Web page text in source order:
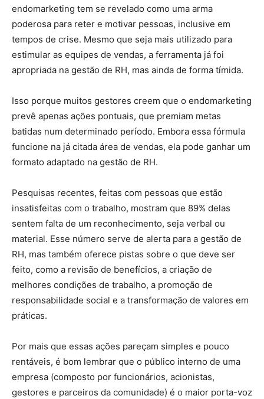
endomarketing tem se revelado como uma arma
poderosa para reter e motivar pessoas, inclusive em
tempos de crise. Mesmo que seja mais utilizado para
estimular as equipes de vendas, a ferramenta já foi
apropriada na gestão de RH, mas ainda de forma tímida.
Isso porque muitos gestores creem que o endomarketing
prevê apenas ações pontuais, que premiam metas
batidas num determinado período. Embora essa fórmula
funcione na já citada área de vendas, ela pode ganhar um
formato adaptado na gestão de RH.
Pesquisas recentes, feitas com pessoas que estão
insatisfeitas com o trabalho, mostram que 89% delas
sentem falta de um reconhecimento, seja verbal ou
material. Esse número serve de alerta para a gestão de
RH, mas também oferece pistas sobre o que deve ser
feito, como a revisão de benefícios, a criação de
melhores condições de trabalho, a promoção de
responsabilidade social e a transformação de valores em
práticas.
Por mais que essas ações pareçam simples e pouco
rentáveis, é bom lembrar que o público interno de uma
empresa (composto por funcionários, acionistas,
gestores e parceiros da comunidade) é o maior porta-voz